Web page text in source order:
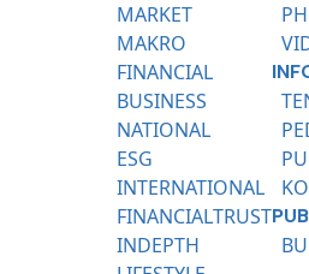
MARKET
MAKRO
FINANCIAL
BUSINESS
NATIONAL
ESG
INTERNATIONAL
FINANCIALTRUST
INDEPTH